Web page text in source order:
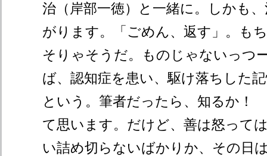
治（岸部一徳）と一緒に。しかも
がります。「ごめん、返す」。も
そりゃそうだ。ものじゃないっつ
ば、認知症を患い、駆け落ちした
という。筆者だったら、知るか
て思います。だけど、善は怒って
い詰め切らないばかりか、その日